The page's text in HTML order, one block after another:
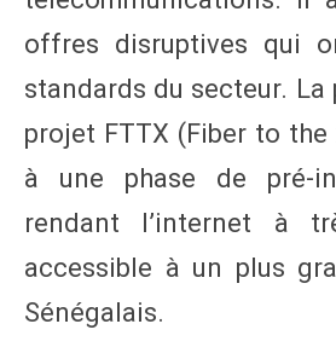
offres disruptives qui
standards du secteur. La
projet FTTX (Fiber to
à une phase de pré-
rendant l’internet à
accessible à un plus
Sénégalais.